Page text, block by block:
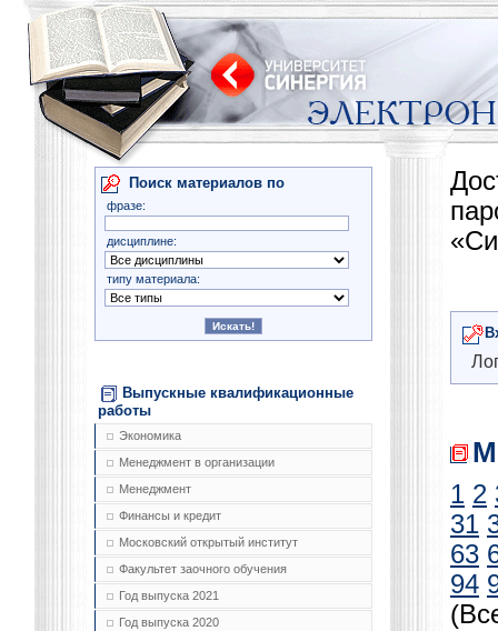
Поиск материалов по
фразе:
дисциплине:
типу материала:
Выпускные квалификационные
работы
Экономика
Менеджмент в организации
Менеджмент
Финансы и кредит
Московский открытый институт
Факультет заочного обучения
Год выпуска 2021
Год выпуска 2020
1 2
31
63
94